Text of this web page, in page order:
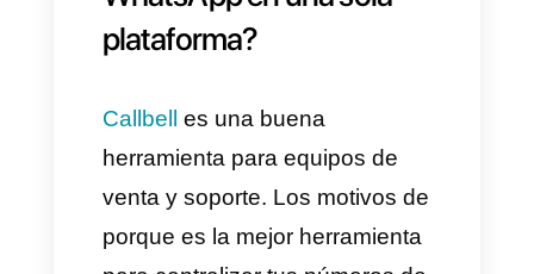
o sub bandejas que pueden ser
quieras. Como por ejemplo;
soporte, ventas, quejas, soporte
técnico, etc.